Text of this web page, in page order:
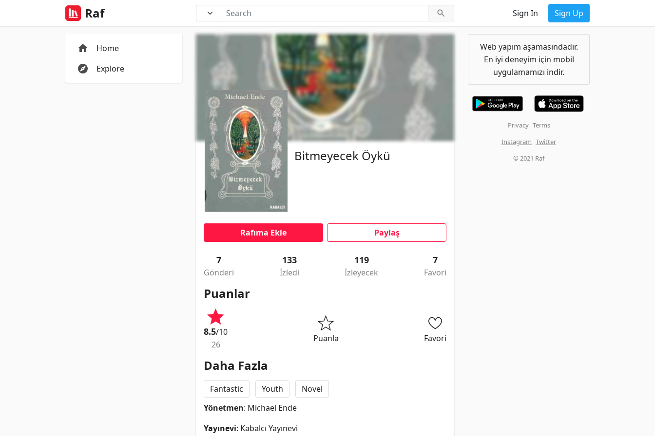
Raf Sign In Sign Up
Home
Explore
Bitmeyecek Öykü
Rafıma Ekle Paylaş
7
Gönderi
133
İzledi
119
İzleyecek
7
Favori
Puanlar
8.5/10
26
Puanla Favori
Daha Fazla
Fantastic Youth
Novel
Yönetmen: Michael Ende
Yayınevi: Kabalcı Yayınevi
Web yapım aşamasındadır.
En iyi deneyim için mobil
uygulamamızı indir.
Privacy Terms
Instagram Twitter
© 2021 Raf